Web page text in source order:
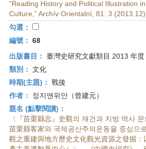
“Reading History and Political Illustration
Culture,” Archív Orientalní, 81: 3
勾選：
編號： 68
出版書目： 臺灣史研究文獻類目 2013 年度
類別： 文化
時期(主題)： 戰後
作者：
정지앤위안（曾建元）
題名 (點擊閱讀)：
〈『苗栗縣志』史觀의 재건과 지방 역사
苗栗縣客家와 국제공산주의운동을 중심으
觀之重建與地方歷史文化觀光資源之發掘